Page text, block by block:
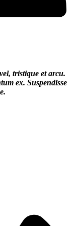
tristique et arcu.
ex. Suspendisse